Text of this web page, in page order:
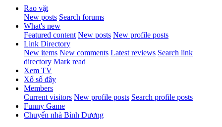
Rao vặt
New posts Search forums
What's new
Featured content New posts New profile posts
Link Directory
New items New comments Latest reviews Search link
directory Mark read
Xem TV
Xổ số đây
Members
Current visitors New profile posts Search profile posts
Funny Game
Chuyển nhà Bình Dương